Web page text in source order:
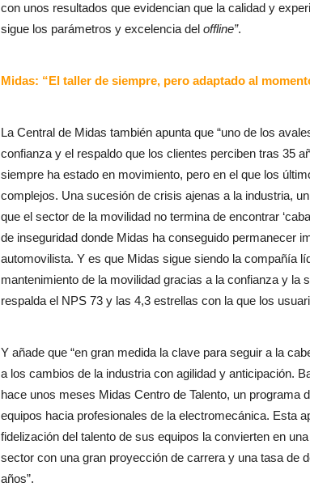
con unos resultados que evidencian que la calidad y
sigue los parámetros y excelencia del offline”.
Midas: “El taller de siempre, pero adaptado al
La Central de Midas también apunta que “uno de los
confianza y el respaldo que los clientes perciben tras 35
siempre ha estado en movimiento, pero en el que los
complejos. Una sucesión de crisis ajenas a la industria,
que el sector de la movilidad no termina de encontrar
de inseguridad donde Midas ha conseguido permanecer
automovilista. Y es que Midas sigue siendo la compañía
mantenimiento de la movilidad gracias a la confianza y la
respalda el NPS 73 y las 4,3 estrellas con la que los
Y añade que “en gran medida la clave para seguir a la
a los cambios de la industria con agilidad y anticipación.
hace unos meses Midas Centro de Talento, un programa
equipos hacia profesionales de la electromecánica. Esta
fidelización del talento de sus equipos la convierten en
sector con una gran proyección de carrera y una tasa de
años”.